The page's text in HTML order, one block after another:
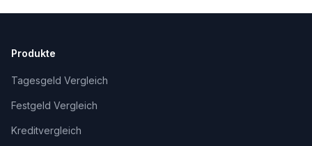
Produkte
Tagesgeld Vergleich
Festgeld Vergleich
Kreditvergleich